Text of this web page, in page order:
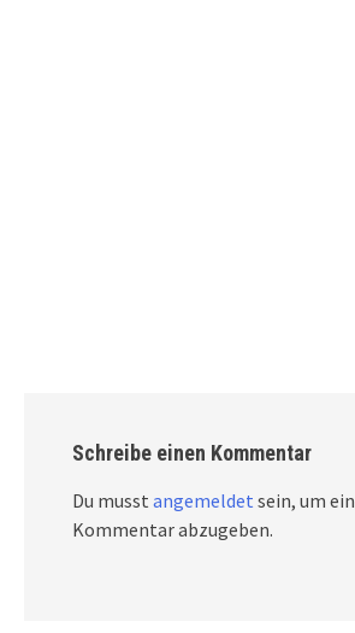
Schreibe einen Kommentar
Du musst angemeldet sein, um
Kommentar abzugeben.